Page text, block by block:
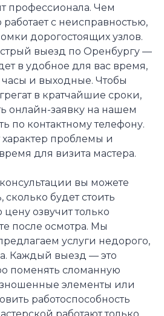
профессионала. Чем
с неисправностью,
дорогостоящих узлов.
выезд по Оренбургу —
в удобное для вас время,
и выходные. Чтобы
в кратчайшие сроки,
онлайн-заявку на нашем
по контактному телефону.
проблемы и
для визита мастера.
вы можете
будет стоить
озвучит только
после осмотра. Мы
услуги недорого,
Каждый выезд — это
поменять сломанную
элементы или
работоспособность